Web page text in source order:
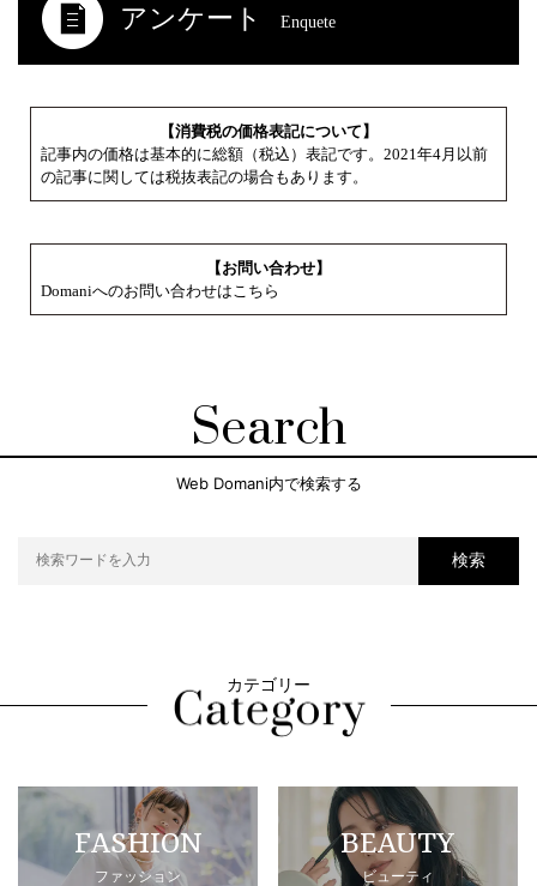
アンケート Enquete
【消費税の価格表記について】
記事内の価格は基本的に総額（税込）表記です。2021年4月以前
の記事に関しては税抜表記の場合もあります。
【お問い合わせ】
Domaniへのお問い合わせはこちら
Search
Web Domani内で検索する
検索
カテゴリー
FASHION
ファッション
BEAUTY
ビューティ